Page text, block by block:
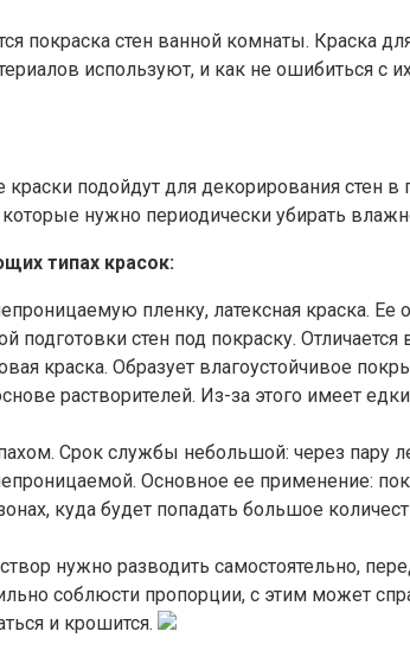
покраска стен ванной комнаты. Краска
используют, и как не ошибиться с
подойдут для декорирования стен в
нужно периодически убирать
типах красок:
пленку, латексная краска.
подготовки стен под покраску.
краска. Образует влагоустойчивое
растворителей. Из-за этого имеет
Срок службы небольшой: через пару
Основное ее применение:
куда будет попадать большое
нужно разводить самостоятельно,
соблюсти пропорции, с этим может
и крошится.